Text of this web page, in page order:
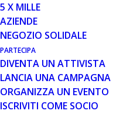
5 X MILLE
AZIENDE
NEGOZIO SOLIDALE
PARTECIPA
DIVENTA UN ATTIVISTA
LANCIA UNA CAMPAGNA
ORGANIZZA UN EVENTO
ISCRIVITI COME SOCIO
Raxone® riduce le
pazienti affetti da DMD.
Liestal, Svizzera, 1
Pharmaceuticals (SIX:
aggiuntivi dello studio